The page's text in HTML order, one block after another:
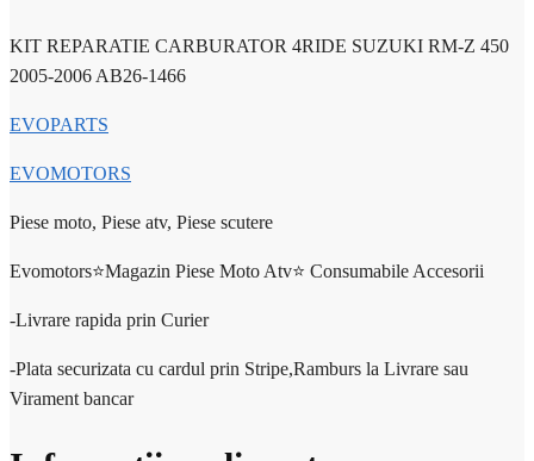
KIT REPARATIE CARBURATOR 4RIDE SUZUKI RM-Z 450
2005-2006 AB26-1466
EVOPARTS
EVOMOTORS
Piese moto, Piese atv, Piese scutere
Evomotors⭐️Magazin Piese Moto Atv⭐️ Consumabile Accesorii
-Livrare rapida prin Curier
-Plata securizata cu cardul prin Stripe,Ramburs la Livrare sau
Virament bancar